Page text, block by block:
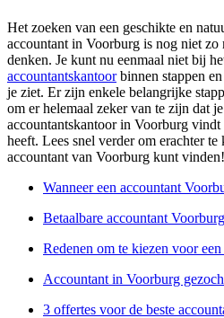
Het zoeken van een geschikte en
accountant in Voorburg is nog niet
denken. Je kunt nu eenmaal niet bij
accountantskantoorbinnen stappen
je ziet. Er zijn enkele belangrijke
om er helemaal zeker van te zijn dat
accountantskantoor in Voorburg vindt
heeft. Lees snel verder om erachter
accountant van Voorburg kunt vinden!
Wanneer een accountant
Betaalbare accountant Voorburg
Redenen om te kiezen voor
Accountant in Voorburg
3 offertes voor de beste